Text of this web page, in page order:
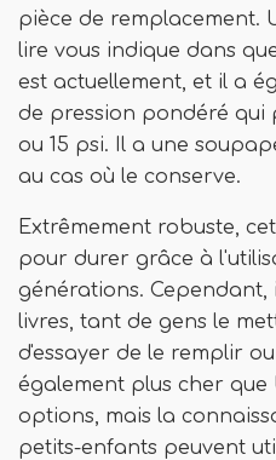
pièce de remplacement.
lire vous indique dans
est actuellement, et il a
de pression pondéré qui
ou 15 psi. Il a une
au cas où le conserve.
Extrêmement robuste,
pour durer grâce à
générations. Cependant,
livres, tant de gens le
d'essayer de le remplir
également plus cher que
options, mais la
petits-enfants peuvent